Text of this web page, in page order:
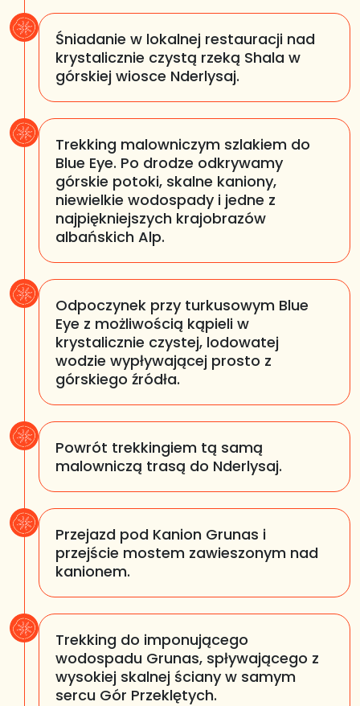
Śniadanie w lokalnej restauracji nad
krystalicznie czystą rzeką Shala w
górskiej wiosce Nderlysaj.
Trekking malowniczym szlakiem do
Blue Eye. Po drodze odkrywamy
górskie potoki, skalne kaniony,
niewielkie wodospady i jedne z
najpiękniejszych krajobrazów
albańskich Alp.
Odpoczynek przy turkusowym Blue
Eye z możliwością kąpieli w
krystalicznie czystej, lodowatej
wodzie wypływającej prosto z
górskiego źródła.
Powrót trekkingiem tą samą
malowniczą trasą do Nderlysaj.
Przejazd pod Kanion Grunas i
przejście mostem zawieszonym nad
kanionem.
Trekking do imponującego
wodospadu Grunas, spływającego z
wysokiej skalnej ściany w samym
sercu Gór Przeklętych.